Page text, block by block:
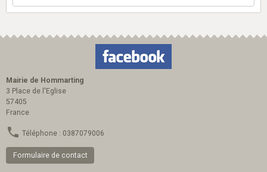
Mairie de Hommarting
3 Place de l'Eglise
57405
France
Téléphone : 0387079006
Formulaire de contact